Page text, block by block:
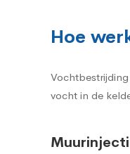
Hoe
vocht in de